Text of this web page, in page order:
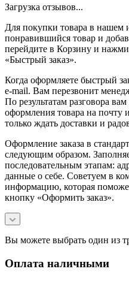
Загрузка отзывов...
Для покупки товара в нашем
понравившийся товар и
перейдите в Корзину и
«Быстрый заказ».
Когда оформляете быстрый
e-mail. Вам перезвонит
По результатам разговора
оформления товара на почту
только ждать доставки и
Оформление заказа в
следующим образом.
последовательным этапам:
данные о себе. Советуем в
информацию, которая
кнопку «Оформить заказ».
Вы можете выбрать один из
Оплата наличными